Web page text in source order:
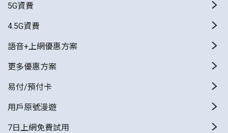
5G資費
4.5G資費
語音+上網優惠方案
更多優惠方案
易付/預付卡
用戶原號漫遊
7日上網免費試用